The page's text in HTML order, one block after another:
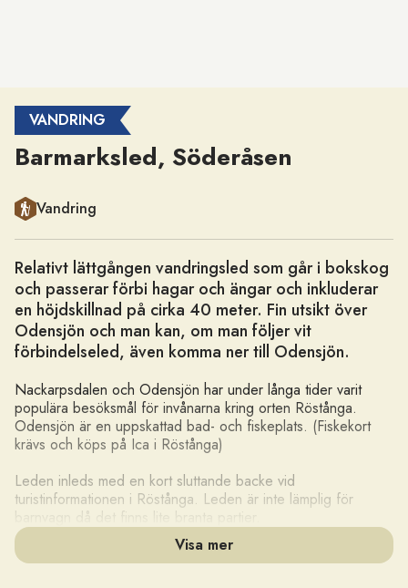
VANDRING
Barmarksled, Söderåsen
Kategori
Vandring
Relativt lättgången vandringsled som går i bokskog
och passerar förbi hagar och ängar och inkluderar
en höjdskillnad på cirka 40 meter. Fin utsikt över
Odensjön och man kan, om man följer vit
förbindelseled, även komma ner till Odensjön.
Nackarpsdalen och Odensjön har under långa tider varit
populära besöksmål för invånarna kring orten Röstånga.
Odensjön är en uppskattad bad- och fiskeplats. (Fiskekort
krävs och köps på Ica i Röstånga)
Leden inleds med en kort sluttande backe vid
turistinformationen i Röstånga. Leden är inte lämplig för
barnvagn då det finns lite branta partier.
Visa mer